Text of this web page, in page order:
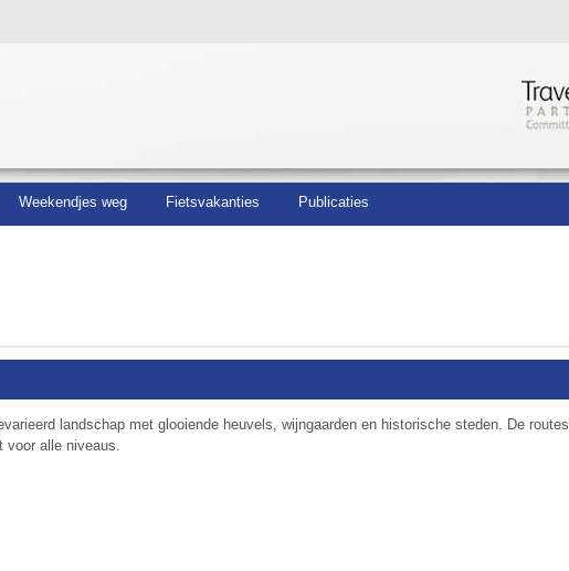
Weekendjes weg Fietsvakanties Publicaties
landschap met glooiende heuvels, wijngaarden en historische steden. De routes
alle niveaus.